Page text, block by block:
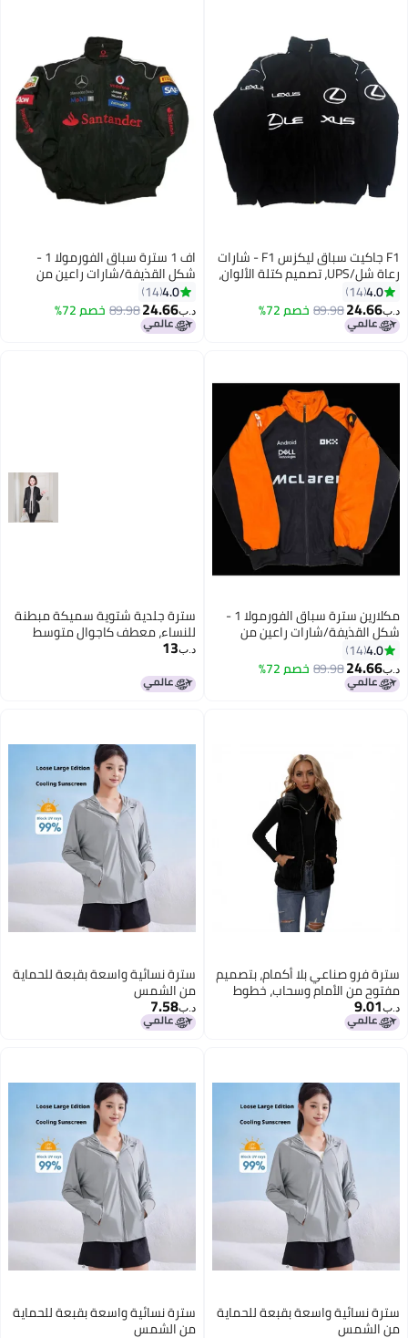
7
F1 جاكيت سباق ليكزس F1 - شارات
رعاة شل/UPS، تصميم كتلة الألوان،
شعار مطرّز، تصميم بسحاب كامل،
معطف موضة رياضية للجنسين
4.0
14
د.ب‏24.66
89.98 خصم 72%
اف 1 سترة سباق الفورمولا 1 -
شكل القذيفة/شارات راعين من
شركة يونيفرسال باسينج سيرفيسز
(UPS)، تصميم بلوك ألوان، شعار
بخياطة، تصميم بفتحة زيبال كاملة،
سترة للرجال والنساء للاستخدام في
4.0
14
د.ب‏24.66
89.98 خصم 72%
مكلارين سترة سباق الفورمولا 1 -
شكل القذيفة/شارات راعين من
شركة يونيفرسال باسينج سيرفيسز
(UPS)، تصميم بلوك ألوان، شعار
بخياطة، تصميم بفتحة زيبال كاملة،
سترة للرجال والنساء للاستخدام في
4.0
14
د.ب‏24.66
89.98 خصم 72%
سترة جلدية شتوية سميكة مبطنة
للنساء، معطف كاجوال متوسط
الطول
د.ب‏13
سترة فرو صناعي بلا أكمام، بتصميم
مفتوح من الأمام وسحاب، خطوط
عريضة
د.ب‏9.01
سترة نسائية واسعة بقبعة للحماية
من الشمس
د.ب‏7.58
سترة نسائية واسعة بقبعة للحماية
من الشمس
سترة نسائية واسعة بقبعة للحماية
من الشمس